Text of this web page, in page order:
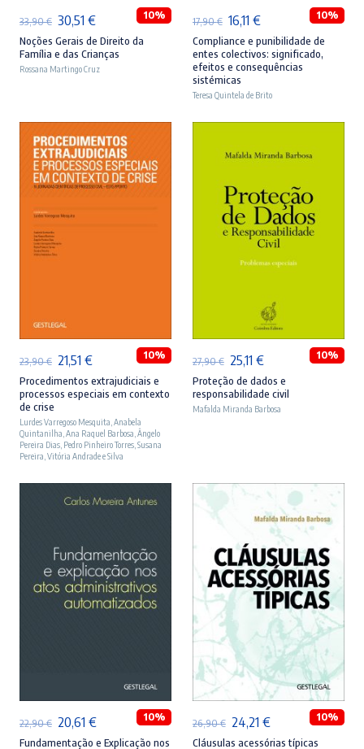
33,90€ O
preço
original
30,51 €O
preço
atual
10%
Noções Gerais de Direito da
Família e das Crianças
Rossana Martingo Cruz
17,90€ O
preço
original
era:
16,11 €O
preço
atual
10%
Compliance e punibilidade de
entes colectivos: significado,
efeitos e consequências
sistémicas
Teresa Quintela de Brito
23,90€ O
preço
original
era:
23,90 €.
21,51 €O
preço
atual
é:
21,51 €.
10%
Procedimentos extrajudiciais e
processos especiais em contexto
de crise
Lurdes Varregoso Mesquita Anabela
Quintanilha Ana Raquel Barbosa Ângelo
Pereira Dias Pedro Pinheiro Torres Susana
Pereira Vitória Andrade e Silva
ADICIONAR
27,90€ O
preço
original
25,11 €O
preço
atual
10%
Proteção de dados e
responsabilidade civil
Mafalda Miranda Barbosa
22,90€ O
preço
20,61 €O
preço
10%
Fundamentação e Explicação nos
ADICIONAR
26,90€ O
preço
24,21 €O
preço
10%
Cláusulas acessórias típicas